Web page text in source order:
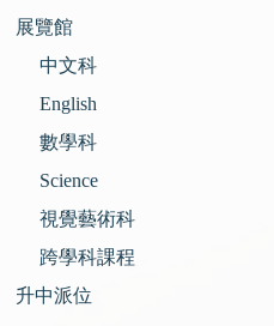
展覽館
中文科
English
數學科
Science
視覺藝術科
跨學科課程
升中派位